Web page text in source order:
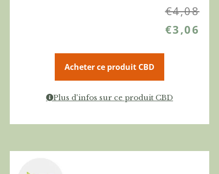
€4,08
€3,06
Acheter ce produit CBD
Plus d'infos sur ce produit CBD